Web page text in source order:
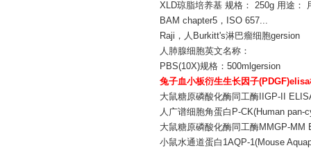
XLD琼脂培养基 规格： 250g 用途：
BAM chapter5，ISO 657...
Raji，人Burkitt's淋巴瘤细胞gersion
人肺腺细胞英文名称：
PBS(10X)规格：500mlgersion
兔子血小板衍生生长因子
大鼠糖原磷酸化酶同工酶IIGP-II
人广谱细胞角蛋白P-CK(Human pan-
大鼠糖原磷酸化酶同工酶MMGP-MM
小鼠水通道蛋白1AQP-1(Mouse